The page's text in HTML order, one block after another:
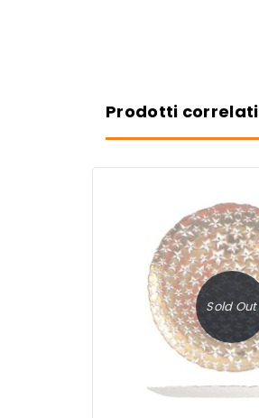
Prodotti correlati
Sold Out